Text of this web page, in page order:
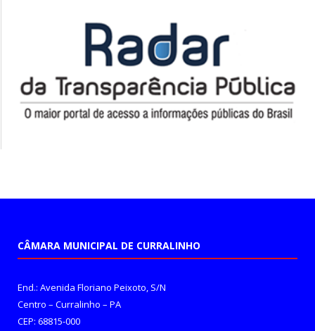
CÂMARA MUNICIPAL DE CURRALINHO
End.: Avenida Floriano Peixoto, S/N
Centro – Curralinho – PA
CEP: 68815-000